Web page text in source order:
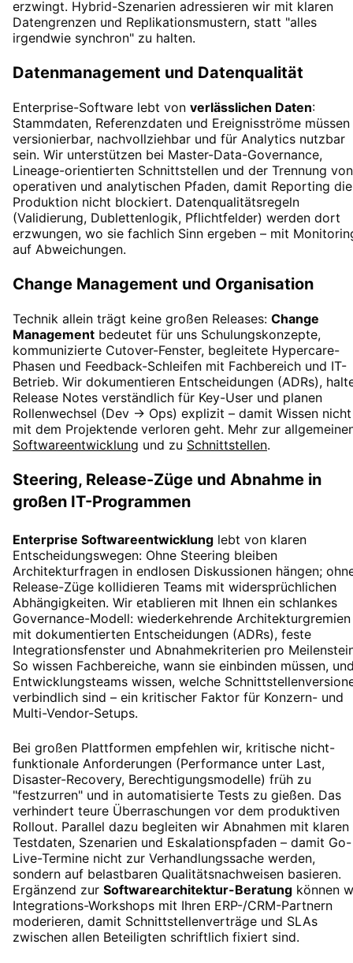
erzwingt. Hybrid-Szenarien adressieren wir mit klaren
Datengrenzen und Replikationsmustern, statt "alles
irgendwie synchron" zu halten.
Datenmanagement und Datenqualität
Enterprise-Software lebt von verlässlichen Daten:
Stammdaten, Referenzdaten und Ereignisströme müssen
versionierbar, nachvollziehbar und für Analytics nutzbar
sein. Wir unterstützen bei Master-Data-Governance,
Lineage-orientierten Schnittstellen und der Trennung von
operativen und analytischen Pfaden, damit Reporting die
Produktion nicht blockiert. Datenqualitätsregeln
(Validierung, Dublettenlogik, Pflichtfelder) werden dort
erzwungen, wo sie fachlich Sinn ergeben – mit
auf Abweichungen.
Change Management und Organisation
Technik allein trägt keine großen Releases: Change
Management bedeutet für uns Schulungskonzepte,
kommunizierte Cutover-Fenster, begleitete Hypercare-
Phasen und Feedback-Schleifen mit Fachbereich und IT-
Betrieb. Wir dokumentieren Entscheidungen (ADRs),
Release Notes verständlich für Key-User und planen
Rollenwechsel (Dev → Ops) explizit – damit Wissen nicht
mit dem Projektende verloren geht. Mehr zur
Softwareentwicklung und zu Schnittstellen.
Steering, Release-Züge und Abnahme in
großen IT-Programmen
Enterprise Softwareentwicklung lebt von klaren
Entscheidungswegen: Ohne Steering bleiben
Architekturfragen in endlosen Diskussionen hängen;
Release-Züge kollidieren Teams mit widersprüchlichen
Abhängigkeiten. Wir etablieren mit Ihnen ein schlankes
Governance-Modell: wiederkehrende Architekturgremien
mit dokumentierten Entscheidungen (ADRs), feste
Integrationsfenster und Abnahmekriterien pro
So wissen Fachbereiche, wann sie einbinden müssen,
Entwicklungsteams wissen, welche
verbindlich sind – ein kritischer Faktor für Konzern- und
Multi-Vendor-Setups.
Bei großen Plattformen empfehlen wir, kritische nicht-
funktionale Anforderungen (Performance unter Last,
Disaster-Recovery, Berechtigungsmodelle) früh zu
"festzurren" und in automatisierte Tests zu gießen. Das
verhindert teure Überraschungen vor dem produktiven
Rollout. Parallel dazu begleiten wir Abnahmen mit klaren
Testdaten, Szenarien und Eskalationspfaden – damit Go-
Live-Termine nicht zur Verhandlungssache werden,
sondern auf belastbaren Qualitätsnachweisen basieren.
Ergänzend zur Softwarearchitektur-Beratung können
Integrations-Workshops mit Ihren ERP-/CRM-Partnern
moderieren, damit Schnittstellenverträge und SLAs
zwischen allen Beteiligten schriftlich fixiert sind.